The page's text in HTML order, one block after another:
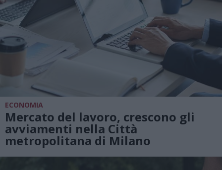
ECONOMIA
Mercato del lavoro, crescono gli
avviamenti nella Città
metropolitana di Milano